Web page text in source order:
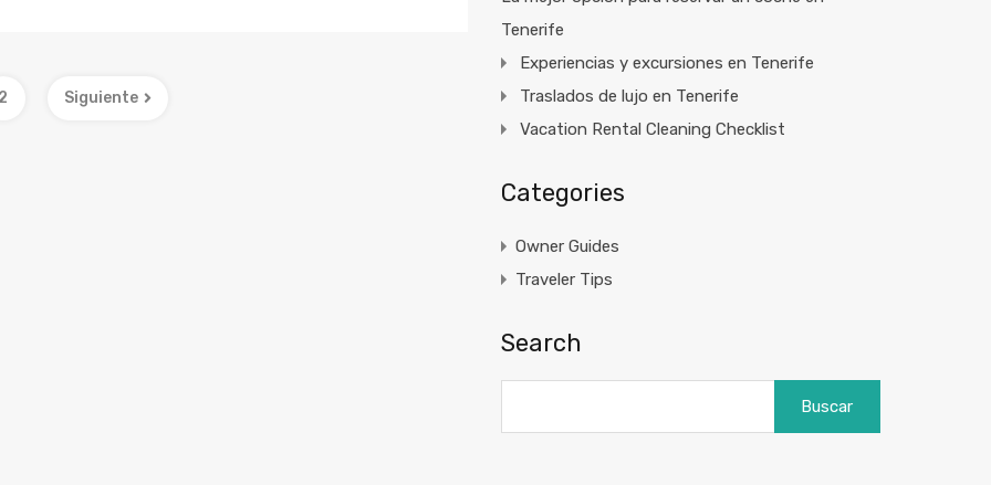
Siguiente
Tenerife
Experiencias y excursiones en Tenerife
Traslados de lujo en Tenerife
Vacation Rental Cleaning Checklist
Categories
Owner Guides
Traveler Tips
Search